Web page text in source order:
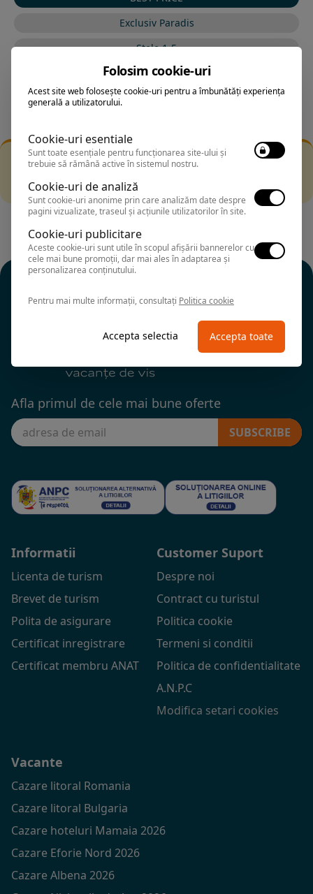
Exclusiv Paradis
Stele 1-5
Stele 5-1
Filtrarea nu a returnat niciun rezultat
alte fitre.
Afla primul de cele mai bune oferte
SUBSCRIBE
Informatii
Licenta de turism
Brevet de turism
Polita de asigurare
Certificat inregistrare
Certificat membru ANAT
Customer Suport
Despre noi
Contract cu turistul
Politica cookie
Termeni si conditii
Politica de confidentialitate
A.N.P.C
Modifica setari cookies
Vacante
Cazare litoral Romania
Cazare litoral Bulgaria
Cazare hoteluri Mamaia 2026
Cazare Eforie Nord 2026
Cazare Albena 2026
Folosim cookie-uri
Acest site web folosește cookie-uri pentru a îmbunătăți experiența
generală a utilizatorului.
Cookie-uri esentiale
Sunt toate esențiale pentru funcționarea site-ului și
trebuie să rămână active în sistemul nostru.
Cookie-uri de analiză
Sunt cookie-uri anonime prin care analizăm date despre
pagini vizualizate, traseul și acțiunile utilizatorilor în site.
Cookie-uri publicitare
Aceste cookie-uri sunt utile în scopul afișării bannerelor cu
cele mai bune promoții, dar mai ales în adaptarea și
personalizarea conținutului.
Pentru mai multe informații, consultați Politica cookie
Accepta selectia Accepta toate